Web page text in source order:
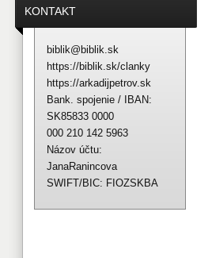
KONTAKT
biblik@biblik.sk
https://biblik.sk/clanky
https://arkadijpetrov.sk
Bank. spojenie / IBAN:
SK85833 0000
000 210 142 5963
Názov účtu:
JanaRanincova
SWIFT/BIC: FIOZSKBA